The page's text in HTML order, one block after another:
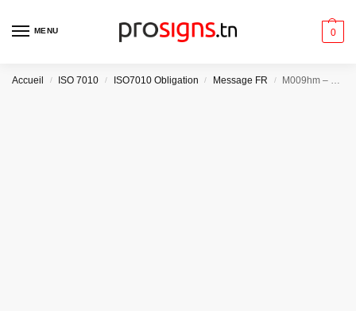
MENU 0
Accueil / ISO 7010 / ISO7010 Obligation / Message FR / M009hm – Gants de protection obligatoires